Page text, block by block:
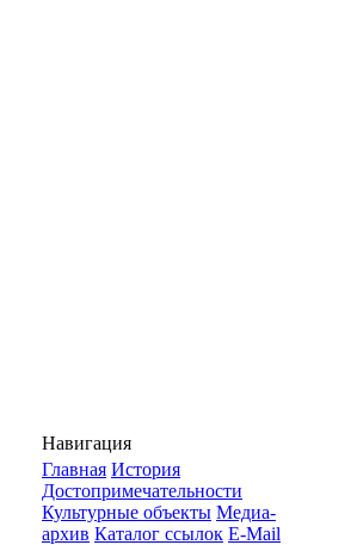
Навигация
Главная История
Достопримечательности
Культурные объекты Медиа-
архив Каталог ссылок E-Mail